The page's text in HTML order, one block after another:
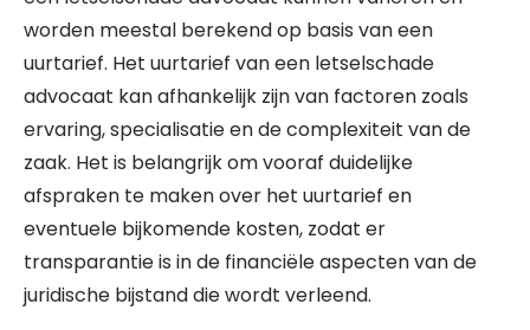
worden meestal berekend op basis van een
uurtarief. Het uurtarief van een letselschade
advocaat kan afhankelijk zijn van factoren zoals
ervaring, specialisatie en de complexiteit van de
zaak. Het is belangrijk om vooraf duidelijke
afspraken te maken over het uurtarief en
eventuele bijkomende kosten, zodat er
transparantie is in de financiële aspecten van de
juridische bijstand die wordt verleend.